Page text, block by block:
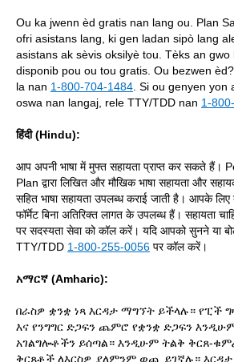
Ou ka jwenn èd gratis nan lang ou. Plan
ofri asistans lang, ki gen ladan sipò lang
asistans ak sèvis oksilyè tou. Tèks an
disponib pou ou tou gratis. Ou bezwen
la nan 1-800-704-1484 . Si ou genyen
oswa nan langaj, rele TTY/TDD nan 1-
हिंदी (Hindu):
आप अपनी भाषा में मुफ्त सहायता प्राप्त कर सकते हैं।
Plan द्वारा लिखित और मौखिक भाषा सहायता और
सहित भाषा सहायता उपलब्ध कराई जाती है। आपके
फॉर्मेट बिना अतिरिक्त लागत के उपलब्ध हैं। सहायता
पर सदस्यता सेवा को कॉल करें। यदि आपको सुनने या
TTY/TDD 1-800-255-0056 पर कॉल करें।
አማርኛ (Amharic):
በራስዎ ቋንቋ ነጻ እርዳታ ማግኘት ይችላሉ። የፒች
እና የንግግር ድጋፍን ጨምሮ የቋንቋ ድጋፍን
አገልግሎቶችን ይሰጣል። እንዲሁም ትልቅ ቅርጸ-
ቅርጸቶች ለእርስዎ ያለምንም ወጪ ይገኛሉ። እርዳታ